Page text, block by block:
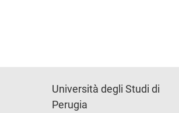
Università degli Studi di
Perugia